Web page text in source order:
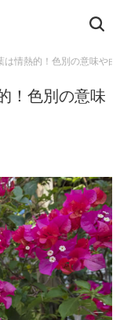
は情熱的！色別の意味や由
！色別の意味